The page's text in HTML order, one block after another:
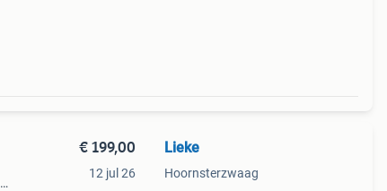
€ 199,00
12 jul 26
Lieke
Hoornsterzwaag